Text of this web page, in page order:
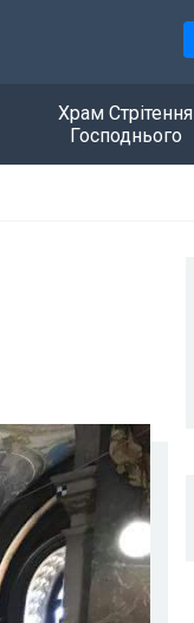
Храм Стрітення
Господнього